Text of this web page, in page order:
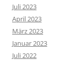
Juli 2023
April 2023
März 2023
Januar 2023
Juli 2022